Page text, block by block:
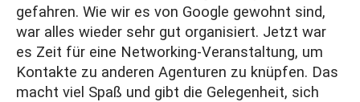
gefahren. Wie wir es von Google gewohnt sind,
war alles wieder sehr gut organisiert. Jetzt war
es Zeit für eine Networking-Veranstaltung, um
Kontakte zu anderen Agenturen zu knüpfen. Das
macht viel Spaß und gibt die Gelegenheit, sich